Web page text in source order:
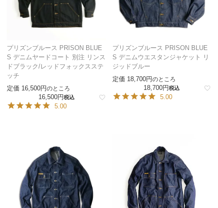
プリズンブルース PRISON BLUE
S デニムヤードコート 別注 リンス
ドブラック/レッドフォックスステ
ッチ
定価 16,500 のところ
16,500 税込
5.00
プリズンブルース PRISON BLUE
S デニムウエスタンジャケット リ
ジッドブルー
定価 18,700 のところ
18,700 税込
5.00